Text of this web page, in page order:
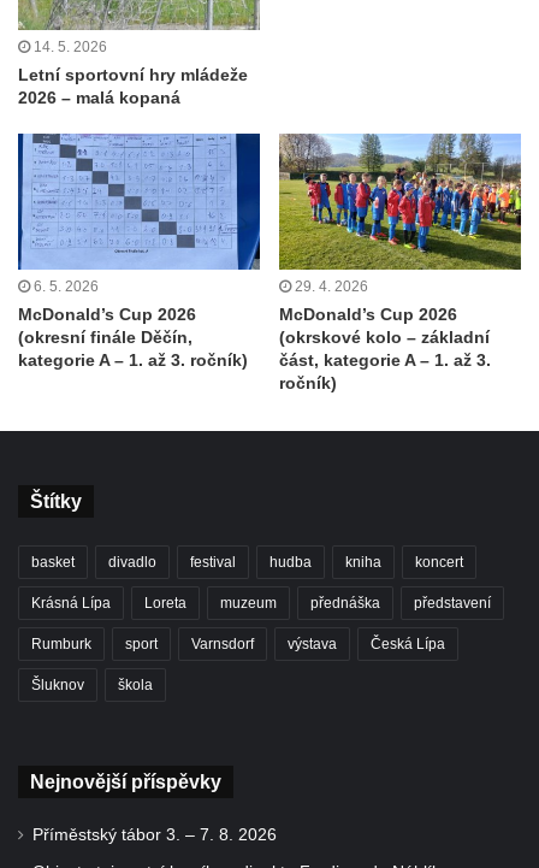
14. 5. 2026
Letní sportovní hry mládeže
2026 – malá kopaná
6. 5. 2026
McDonald’s Cup 2026
(okresní finále Děčín,
kategorie A – 1. až 3. ročník)
29. 4. 2026
McDonald’s Cup 2026
(okrskové kolo – základní
část, kategorie A – 1. až 3.
ročník)
Štítky
basket divadlo festival hudba kniha koncert
Krásná Lípa Loreta muzeum přednáška představení
Rumburk sport Varnsdorf výstava Česká Lípa
Šluknov škola
Nejnovější příspěvky
Příměstský tábor 3. – 7. 8. 2026